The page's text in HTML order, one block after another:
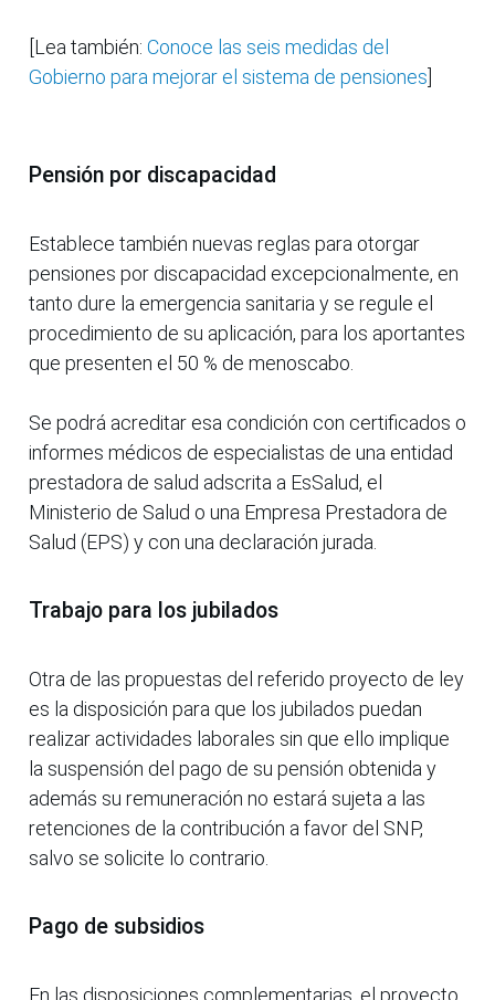
[Lea también: Conoce las seis medidas del
Gobierno para mejorar el sistema de pensiones
Pensión por discapacidad
Establece también nuevas reglas para otorgar
pensiones por discapacidad excepcionalmente, en
tanto dure la emergencia sanitaria y se regule el
procedimiento de su aplicación, para los aportantes
que presenten el 50 % de menoscabo.
Se podrá acreditar esa condición con certificados o
informes médicos de especialistas de una entidad
prestadora de salud adscrita a EsSalud, el
Ministerio de Salud o una Empresa Prestadora de
Salud (EPS) y con una declaración jurada.
Trabajo para los jubilados
Otra de las propuestas del referido proyecto de ley
es la disposición para que los jubilados puedan
realizar actividades laborales sin que ello implique
la suspensión del pago de su pensión obtenida y
además su remuneración no estará sujeta a las
retenciones de la contribución a favor del SNP,
salvo se solicite lo contrario.
Pago de subsidios
En las disposiciones complementarias, el proyecto